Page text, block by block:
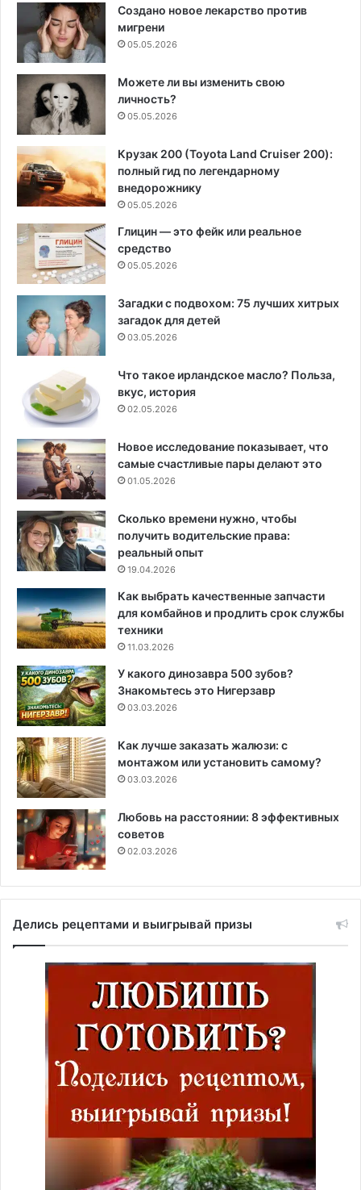
Создано новое лекарство против
мигрени
05.05.2026
Можете ли вы изменить свою
личность?
05.05.2026
Крузак 200 (Toyota Land Cruiser 200):
полный гид по легендарному
внедорожнику
05.05.2026
Глицин — это фейк или реальное
средство
05.05.2026
Загадки с подвохом: 75 лучших хитрых
загадок для детей
03.05.2026
Что такое ирландское масло? Польза,
вкус, история
02.05.2026
Новое исследование показывает, что
самые счастливые пары делают это
01.05.2026
Сколько времени нужно, чтобы
получить водительские права:
реальный опыт
19.04.2026
Как выбрать качественные запчасти
для комбайнов и продлить срок службы
техники
11.03.2026
У какого динозавра 500 зубов?
Знакомьтесь это Нигерзавр
03.03.2026
Как лучше заказать жалюзи: с
монтажом или установить самому?
03.03.2026
Любовь на расстоянии: 8 эффективных
советов
02.03.2026
Делись рецептами и выигрывай призы